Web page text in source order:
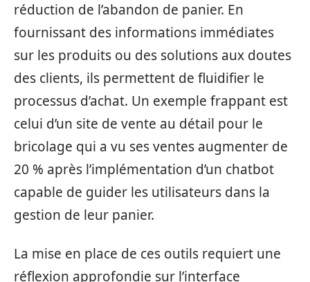
réduction de l’abandon de panier. En
fournissant des informations immédiates
sur les produits ou des solutions aux doutes
des clients, ils permettent de fluidifier le
processus d’achat. Un exemple frappant est
celui d’un site de vente au détail pour le
bricolage qui a vu ses ventes augmenter de
20 % après l’implémentation d’un chatbot
capable de guider les utilisateurs dans la
gestion de leur panier.
La mise en place de ces outils requiert une
réflexion approfondie sur l’interface